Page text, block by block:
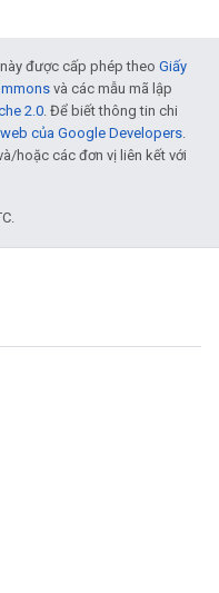
được cấp phép theo Giấy
và các mẫu mã lập
2.0. Để biết thông tin chi
của Google Developers.
hoặc các đơn vị liên kết với